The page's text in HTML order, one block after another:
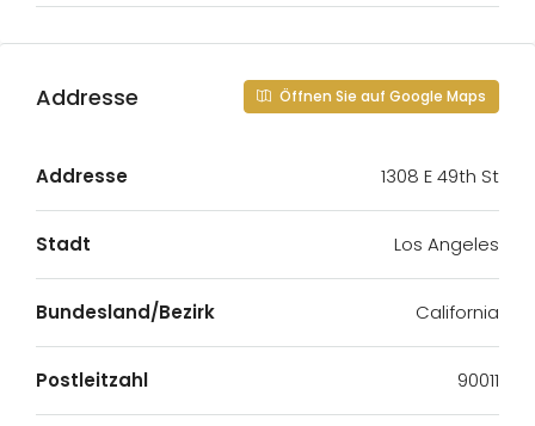
Addresse Öffnen Sie auf Google Maps
Addresse 1308 E 49th St
Stadt Los Angeles
Bundesland/Bezirk California
Postleitzahl 90011